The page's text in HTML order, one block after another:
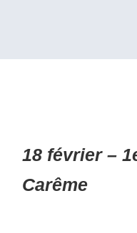
18 février –
Carême